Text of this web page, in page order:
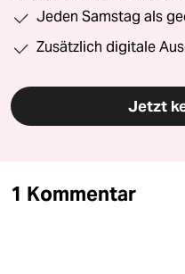
Jeden Samstag als
Zusätzlich digitale
Jetzt
1 Kommentar